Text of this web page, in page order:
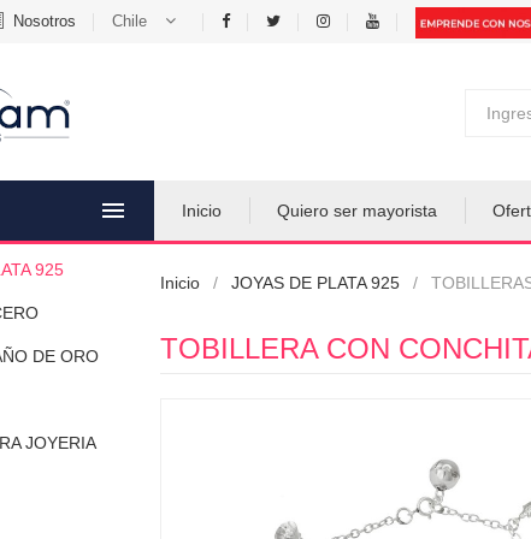
Nosotros Chile
Inicio Quiero ser mayorista
925
DE ORO
JOYERIA
Inicio JOYAS DE PLATA 925
TOBILLERA CON